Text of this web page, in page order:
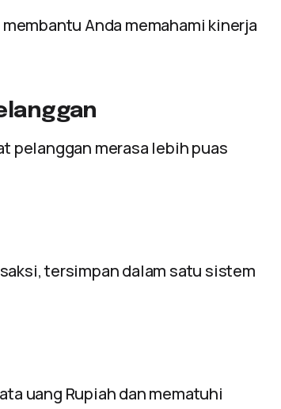
Anda memahami kinerja
pelanggan merasa lebih puas
tersimpan dalam satu sistem
uang Rupiah dan mematuhi